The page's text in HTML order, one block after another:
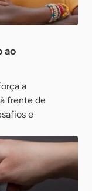
ao
a
frente de
e